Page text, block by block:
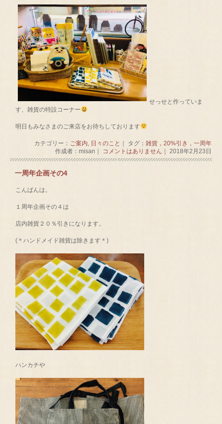
せっせと作っていま
す、雑貨の特設コーナー
明日もみなさまのご来店をお待ちしております
カテゴリー： ご案内 日々のこと ｜ タグ： 雑貨，20%引き，一周年
作成者：misan｜
コメントはありません ｜ 2018年2月23日
一周年企画その4
こんばんは。
１周年企画その４は
店内雑貨２０％引きになります。
(＊ハンドメイド雑貨は除きます＊)
ハンカチや